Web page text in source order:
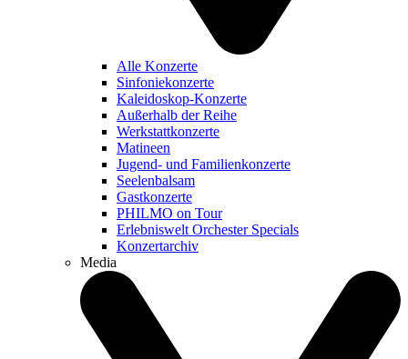
Alle Konzerte
Sinfoniekonzerte
Kaleidoskop-Konzerte
Außerhalb der Reihe
Werkstattkonzerte
Matineen
Jugend- und Familienkonzerte
Seelenbalsam
Gastkonzerte
PHILMO on Tour
Erlebniswelt Orchester Specials
Konzertarchiv
Media